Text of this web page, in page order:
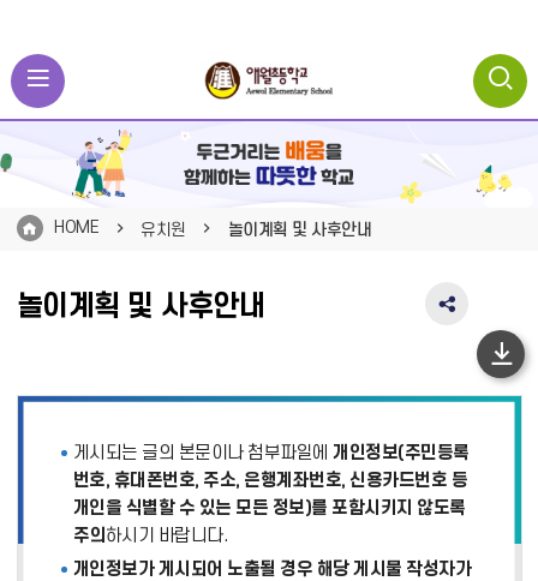
HOME 유치원 놀이계획 및 사후안내
놀이계획 및 사후안내
SNS
역
치
기
게시되는 글의 본문이나 첨부파일에 개인정보(주민등록
번호, 휴대폰번호, 주소, 은행계좌번호, 신용카드번호 등
개인을 식별할 수 있는 모든 정보)를 포함시키지 않도록
주의 하시기 바랍니다.
개인정보가 게시되어 노출될 경우 해당 게시물 작성자가
하
단